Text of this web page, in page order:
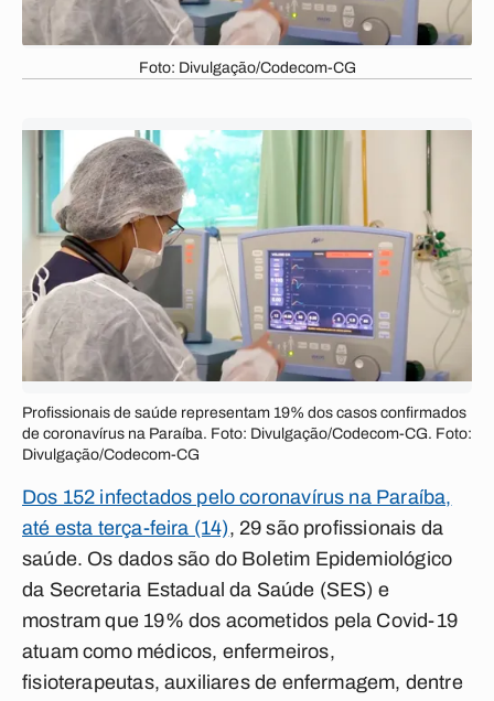
Foto: Divulgação/Codecom-CG
Profissionais de saúde representam 19% dos casos confirmados
de coronavírus na Paraíba. Foto: Divulgação/Codecom-CG. Foto:
Divulgação/Codecom-CG
Dos 152 infectados pelo coronavírus na Paraíba,
até esta terça-feira (14), 29 são profissionais da
saúde. Os dados são do Boletim Epidemiológico
da Secretaria Estadual da Saúde (SES) e
mostram que 19% dos acometidos pela Covid-19
atuam como médicos, enfermeiros,
fisioterapeutas, auxiliares de enfermagem, dentre